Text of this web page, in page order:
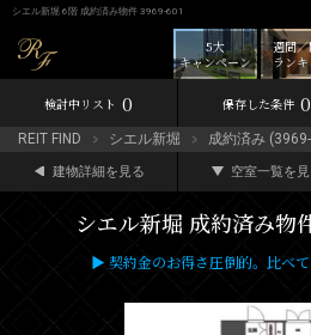
シエル新堀 6階 成約済み物件 3969-601
週間
ラン
5大
キャンペーン
検討中リスト 0 保存した条件 0
REIT FIND シエル新堀 成約済み
建物詳細を見る 空室一覧を
シエル新堀 成約済み
▶ 契約金のお得さ圧倒的。比べ